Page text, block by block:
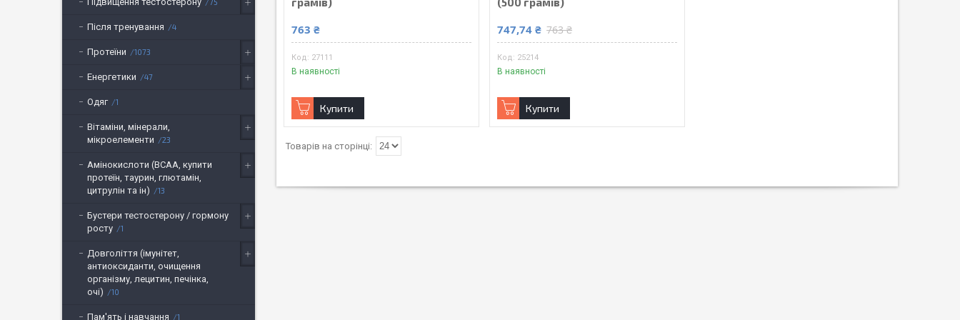
763 ₴
27111
В наявності
Купити
747,74 ₴ 763 ₴
25214
В наявності
Купити
Після тренування 4
Протеїни 1073
Енергетики 47
Одяг 1
Вітаміни, мінерали,
мікроелементи
23
Амінокислоти (BCAA, купити
протеїн, таурин, глютамін,
цитрулін та ін)
13
Бустери тестостерону / гормону
росту
1
Довголіття (імунітет,
антиоксиданти, очищення
організму, лецитин, печінка,
очі)
10
Пам'ять і навчання 1